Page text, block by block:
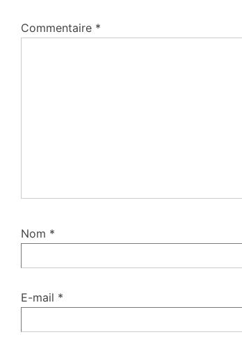
Commentaire *
Nom *
E-mail *